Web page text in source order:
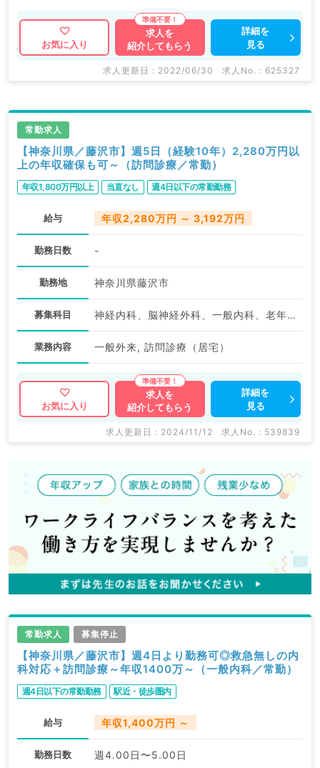
などの医療機関求人はもちろんのこと、 産業医等の企
業系求人も多数扱っています。 求人内容の詳細等はお
気軽にお問合せ下さい。
お気に入り
求人を
紹介してもらう
詳細を
見る
求人更新日 : 2022/06/30 求人No. : 625327
常勤求人
【神奈川県／藤沢市】週5日（経験10年）2,280万円以
上の年収確保も可～（訪問診療／常勤）
年収1,800万円以上 当直なし 週4日以下の常勤勤務
給与 年収2,280万円 ～ 3,192万円
勤務日数 -
勤務地 神奈川県藤沢市
募集科目 神経内科、脳神経外科、一般内科、老年内科、外科系全般、一般外科
業務内容 一般外来, 訪問診療（居宅）
お気に入り
求人を
紹介してもらう
詳細を
見る
求人更新日 : 2024/11/12 求人No. : 539839
常勤求人 募集停止
【神奈川県／藤沢市】週4日より勤務可◎救急無しの内
科対応＋訪問診療～年収1400万～（一般内科／常勤）
週4日以下の常勤勤務 駅近・徒歩圏内
給与 年収1,400万円 ～
勤務日数 週4.00日〜5.00日